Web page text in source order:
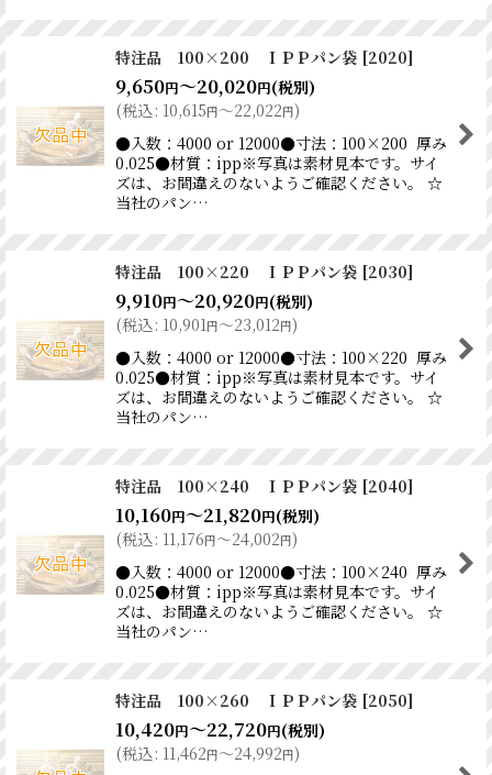
特注品 100×200 ＩＰＰパン袋 [2020]
9,650円～20,020円(税別)
(税込: 10,615円～22,022円)
●入数：4000 or 12000●寸法：100×200 厚み
0.025●材質：ipp※写真は素材見本です。サイ
ズは、お間違えのないようご確認ください。 ☆
当社のパン…
特注品 100×220 ＩＰＰパン袋 [2030]
9,910円～20,920円(税別)
(税込: 10,901 円～23,012円)
●入数：4000 or 12000●寸法：100×220 厚み
0.025●材質：ipp※写真は素材見本です。サイ
ズは、お間違えのないようご確認ください。 ☆
当社のパン…
特注品 100×240 ＩＰＰパン袋 [2040]
10,160円～21,820円(税別)
(税込: 11,176円～24,002円)
●入数：4000 or 12000●寸法：100×240 厚み
0.025●材質：ipp※写真は素材見本です。サイ
ズは、お間違えのないようご確認ください。 ☆
当社のパン…
特注品 100×260 ＩＰＰパン袋 [2050]
10,420円～22,720円(税別)
(税込: 11,462円～24,992円)